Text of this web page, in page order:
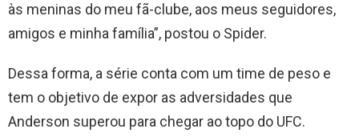
às meninas do meu fã-clube, aos meus seguidores,
amigos e minha família”, postou o Spider.
Dessa forma, a série conta com um time de peso e
tem o objetivo de expor as adversidades que
Anderson superou para chegar ao topo do UFC.